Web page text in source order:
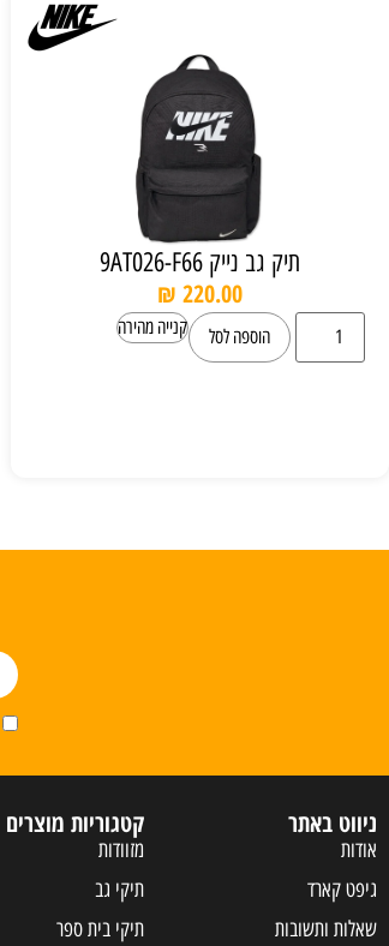
תיק גב נייק 9AT026-F66
₪ 220.00
הוספה לסל קנייה מהירה
ניווט באתר
אודות
גיפט קארד
שאלות ותשובות
קטגוריות מוצרים
מזוודות
תיקי גב
תיקי בית ספר